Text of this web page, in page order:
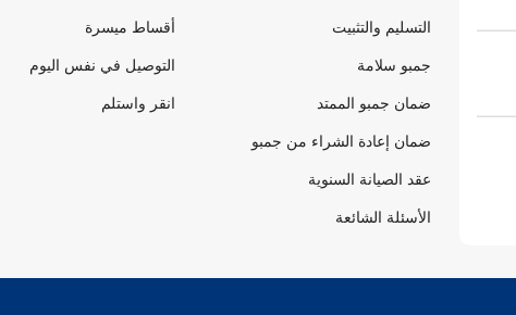
التسليم والتثبيت
جمبو سلامة
ضمان جمبو الممتد
ضمان إعادة الشراء من جمبو
عقد الصيانة السنوية
الأسئلة الشائعة
أقساط ميسرة
التوصيل في نفس اليوم
انقر واستلم